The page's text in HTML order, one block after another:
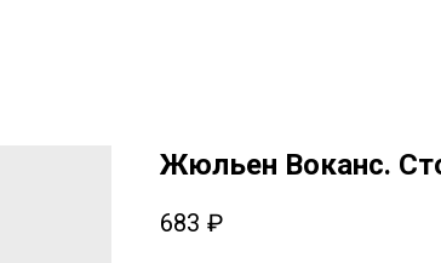
Жюльен Воканс.
683 ₽